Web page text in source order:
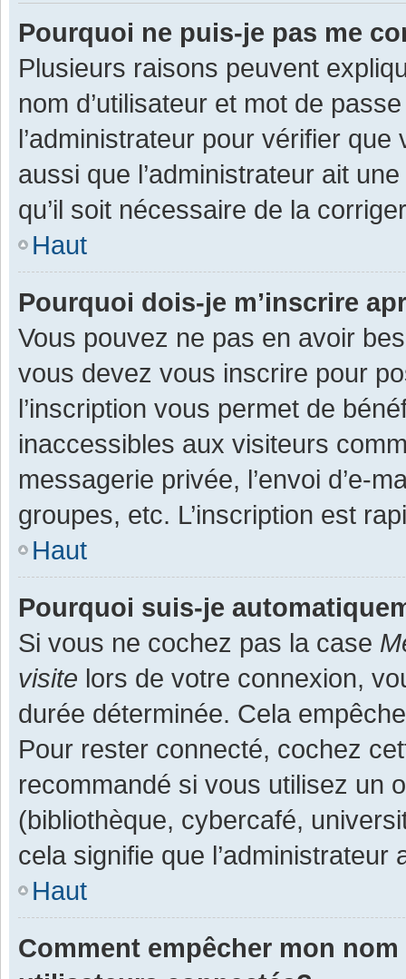
Pourquoi ne puis-je pas me
Plusieurs raisons peuvent
nom d’utilisateur et mot de
l’administrateur pour vérifier
aussi que l’administrateur ait
qu’il soit nécessaire de la
Haut
Pourquoi dois-je m’inscrire
Vous pouvez ne pas en avoir
vous devez vous inscrire pour
l’inscription vous permet de
inaccessibles aux visiteurs
messagerie privée, l’envoi d’e-
groupes, etc. L’inscription est
Haut
Pourquoi suis-je
Si vous ne cochez pas la case
visite lors de votre connexion,
durée déterminée. Cela
Pour rester connecté, cochez
recommandé si vous utilisez un
(bibliothèque, cybercafé,
cela signifie que
Haut
Comment empêcher mon